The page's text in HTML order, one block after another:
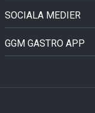
SOCIALA MEDIER
GGM GASTRO APP